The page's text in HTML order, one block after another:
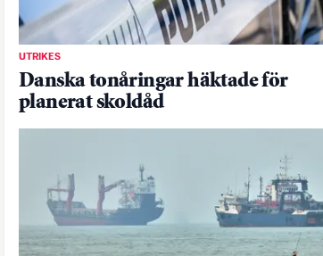
UTRIKES
Danska tonåringar häktade för
planerat skoldåd